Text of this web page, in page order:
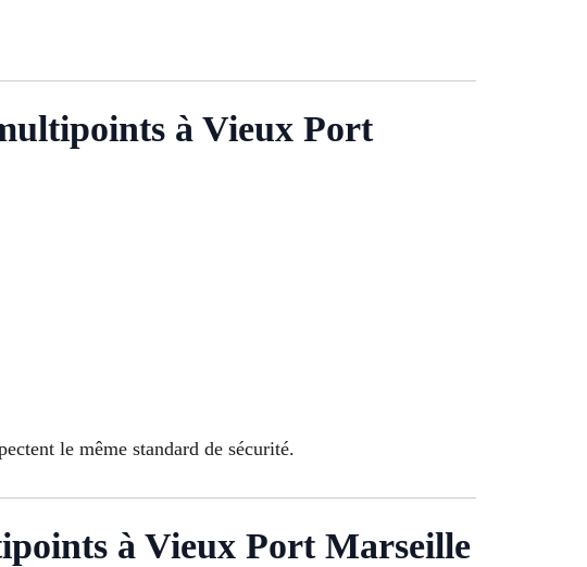
à Vieux Port
le même standard de sécurité.
à Vieux Port Marseille